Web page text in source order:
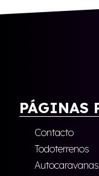
PÁGINAS
Contacto
Todoterrenos
Autocaravanas